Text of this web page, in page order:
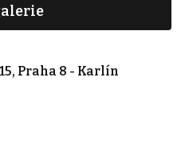
Praha 8 - Karlín